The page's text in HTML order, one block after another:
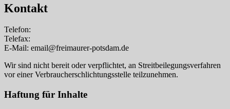
Kontakt
Telefon:
Telefax:
E-Mail: email@freimaurer-potsdam.de
Wir sind nicht bereit oder verpflichtet, an Streitbeilegungsverfahren
vor einer Verbraucherschlichtungsstelle teilzunehmen.
Haftung für Inhalte